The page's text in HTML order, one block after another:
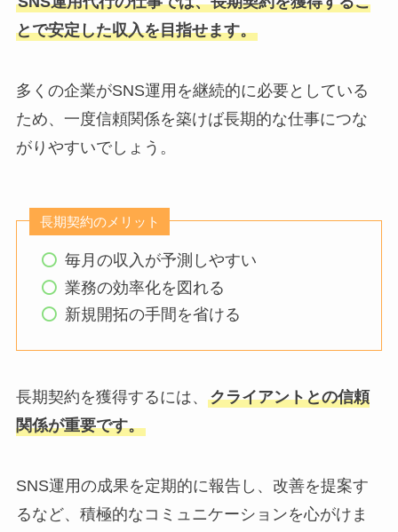
とで安定した収入を目指せます。
多くの企業がSNS運用を継続的に必要としている
ため、一度信頼関係を築けば長期的な仕事につな
がりやすいでしょう。
長期契約のメリット
毎月の収入が予測しやすい
業務の効率化を図れる
新規開拓の手間を省ける
長期契約を獲得するには、 クライアントとの信頼
関係が重要です。
SNS運用の成果を定期的に報告し、改善を提案す
るなど、積極的なコミュニケーションを心がけま